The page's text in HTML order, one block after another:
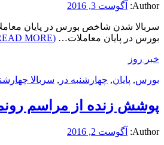
Author: آگوست 3, 2016
بورس در پایان معاملات… (READ MORE)
خبر روز
بورس, پایان, چهارشنبه در , سربالا
پوشش زنده از مراسم رونمایی
Author: آگوست 2, 2016